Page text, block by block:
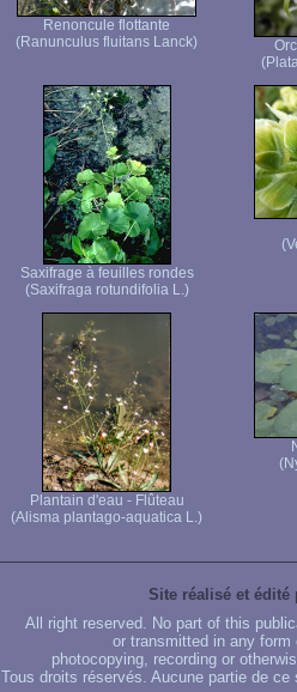
Renoncule flottante
(Ranunculus fluitans Lanck)
Saxifrage à feuilles rondes
(Saxifraga rotundifolia L.)
Plantain d'eau - Flûteau
(Alisma plantago-aquatica L.)
Site réalisé et édité
All right reserved. No part of this
or transmitted in any
photocopying, recording or
Tous droits réservés. Aucune partie de